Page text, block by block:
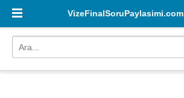
VizeFinalSoruPaylasimi.com